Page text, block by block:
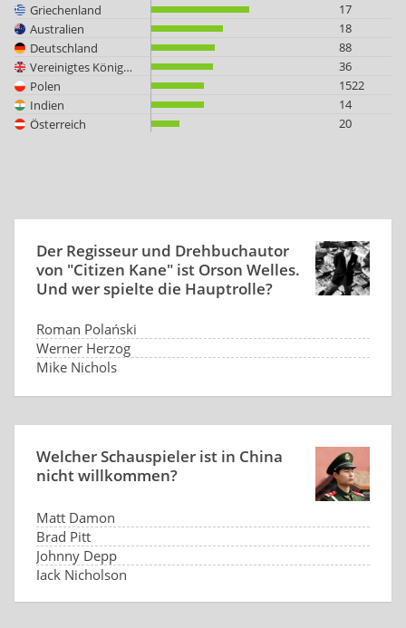
Griechenland
17
Australien
18
Deutschland
88
Vereinigtes Königreich
36
Polen
1522
Indien
14
Österreich
20
Der Regisseur und Drehbuchautor
von "Citizen Kane" ist Orson Welles.
Und wer spielte die Hauptrolle?
Roman Polański
Werner Herzog
Mike Nichols
Welcher Schauspieler ist in China
nicht willkommen?
Matt Damon
Brad Pitt
Johnny Depp
Jack Nicholson